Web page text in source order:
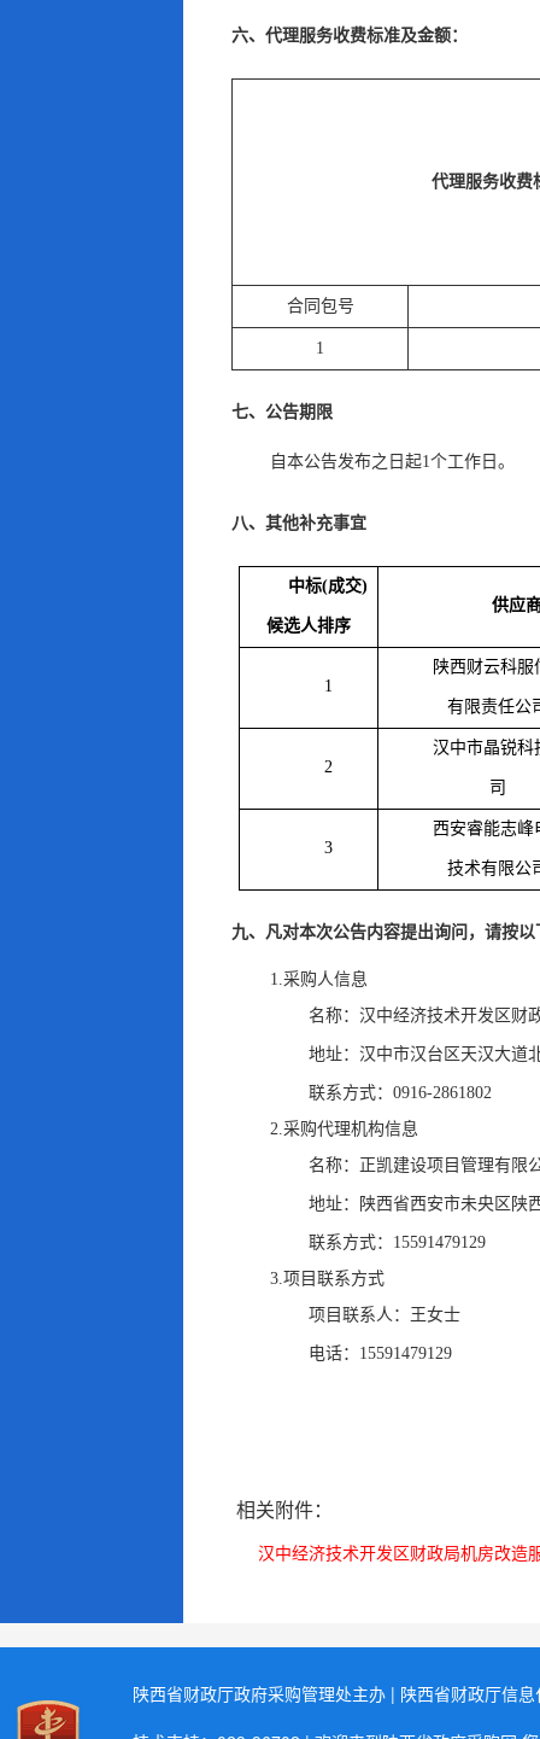
六、代理服务收费标准及金额：
代理服务收费
合同包号
1
七、公告期限
自本公告发布之日起1个工作日 。
八、其他补充事宜
中标(成交)
候选人排序
供应
1
陕西财云科服
有限责任公
2
汉中市晶锐科
司
3
西安睿能志峰
技术有限公
九、凡对本次公告内容提出询问 ， 请按以
1.采购人信息
名称： 汉中经济技术开发区财
地址： 汉中市汉台区天汉大道
联系方式： 0916-2861802
2.采购代理机构信息
名称：
正凯建设项目管理有限
地址： 陕西省西安市未央区陕
联系方式： 15591479129
3.项目联系方式
项目联系人：
王女士
电话： 15591479129
相关附件：
汉中经济技术开发区财政局机房改造
陕西省财政厅政府采购管理处主办 | 陕西省财政厅信